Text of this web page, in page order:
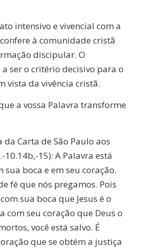
intensivo e vivencial com a
à comunidade cristã
discipular. O
a ser o critério decisivo para o
vista da vivência cristã.
a vossa Palavra transforme
da Carta de São Paulo aos
10.14b,-15): A Palavra está
sua boca e em seu coração.
fé que nós pregamos. Pois
sua boca que Jesus é o
com seu coração que Deus o
você está salvo. É
que se obtém a justiça